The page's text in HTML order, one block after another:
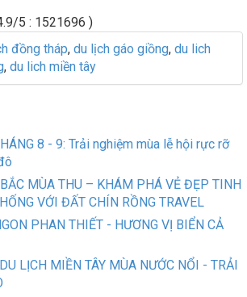
5 : 1521696 )
đồng tháp, du lịch gáo giồng, du lich
, du lich miền tây
8 - 9: Trải nghiệm mùa lễ hội rực rỡ
MÙA THU – KHÁM PHÁ VẺ ĐẸP TINH
VỚI ĐẤT CHÍN RỒNG TRAVEL
PHAN THIẾT - HƯƠNG VỊ BIỂN CẢ
LỊCH MIỀN TÂY MÙA NƯỚC NỔI - TRẢI